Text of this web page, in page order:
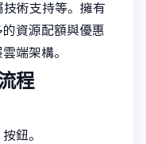
術支持等。擁有
資源配額與優惠
端架構。
程
鈕。